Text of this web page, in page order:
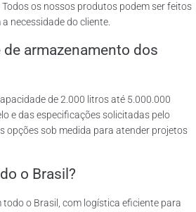
Todos os nossos produtos podem ser feitos
necessidade do cliente.
de armazenamento dos
de 2.000 litros até 5.000.000
e das especificações solicitadas pelo
opções sob medida para atender projetos
o Brasil?
todo o Brasil, com logística eficiente para